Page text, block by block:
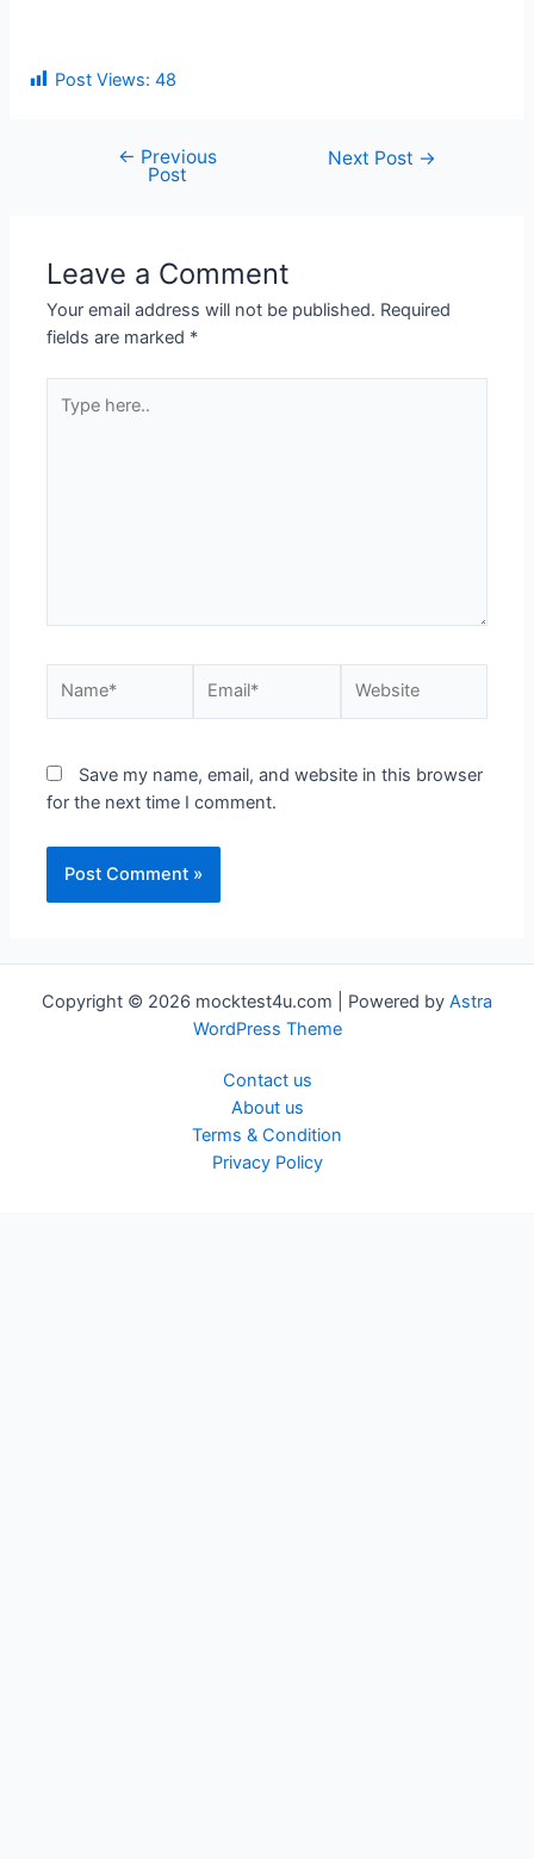
Post Views: 48
navigation
← Previous
Post
Next Post →
Leave a Comment
Your email address will not be published. Required
fields are marked *
here..
Save my name, email, and website in this browser
for the next time I comment.
Copyright © 2026 mocktest4u.com | Powered by Astra
WordPress Theme
Contact us
About us
Terms & Condition
Privacy Policy